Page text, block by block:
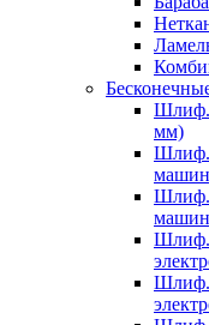
Шлиф.
мм)
Шлиф.
Шлиф.
Шлиф.
Шлиф.